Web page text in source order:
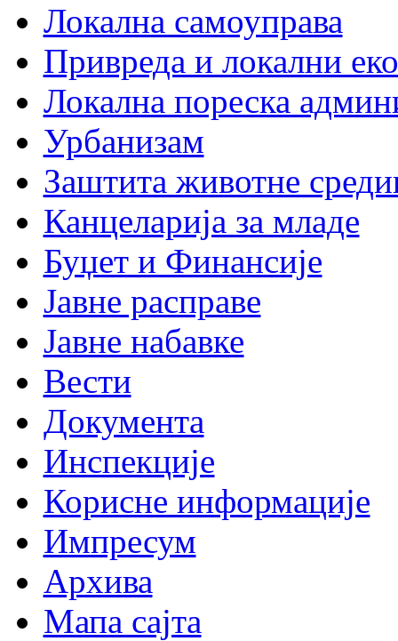
Локална самоуправа
Привреда и локални
Локална пореска
Урбанизам
Заштита животне
Канцеларија за младе
Буџет и Финансије
Јавне расправе
Јавне набавке
Вести
Документа
Инспекције
Корисне информације
Импресум
Архива
Мапа сајта